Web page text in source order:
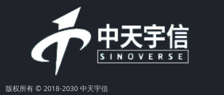
版权所有 © 2018-2030 中天宇信